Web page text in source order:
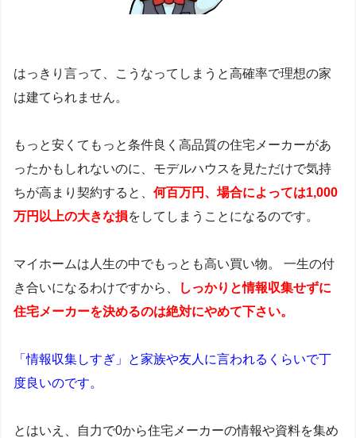
はっきり言って、こうなってしまうと高確率で理想の家
は建てられません。
もっと安くてもっと条件良く高品質の住宅メーカーがあ
ったかもしれないのに、モデルハウスを見ただけで気持
ちが高まり契約すると、 何百万円、場合によっては1,000
万円以上の大きな損をしてしまうことになるのです。
マイホームは人生の中でもっとも高い買い物。 一生の付
き合いになるわけですから、
しっかりと情報収集せずに
住宅メーカーを決めるのは絶対にやめて下さい。
「情報収集しすぎ」と家族や友人に言われるくらいで丁
度良いのです。
とはいえ、自力で0から住宅メーカーの情報や資料を集め